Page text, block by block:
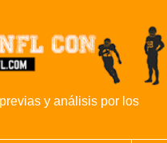
y análisis por los